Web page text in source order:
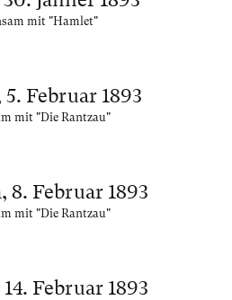
mit "Hamlet"
Februar 1893
mit "Die Rantzau"
Februar 1893
mit "Die Rantzau"
Februar 1893